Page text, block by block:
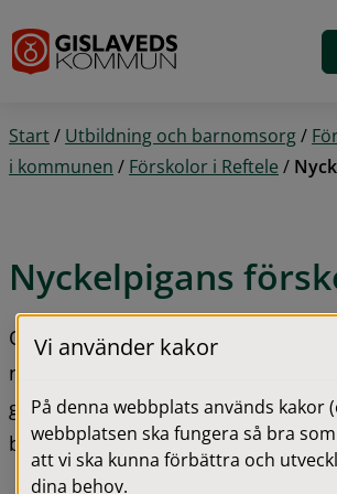
Start/ Utbildning och barnomsorg/
i kommunen / Förskolor i Reftele /
Nyckelpigans
Området runt Nyckelpigans
närhet till natur och lantbruk, men
gångavstånd till skolan där vi har
bibliotek och gymnastiksal.
Vi använder kakor
På denna webbplats används kakor
webbplatsen ska fungera så bra
att vi ska kunna förbättra och
dina behov.